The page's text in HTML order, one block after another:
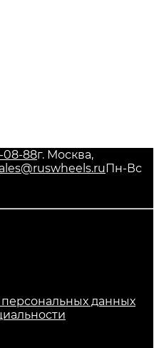
08-88г. Москва,
Пн-Вс
данных